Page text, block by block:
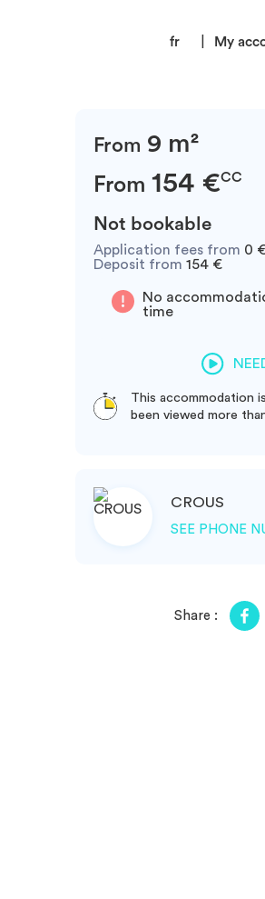
fr My
From 9 m²
From 154 €CC
Not bookable
Application fees from 0
Deposit from 154 €
No
time
This accommodation
been viewed more
CROUS
SEE PHONE
Share :